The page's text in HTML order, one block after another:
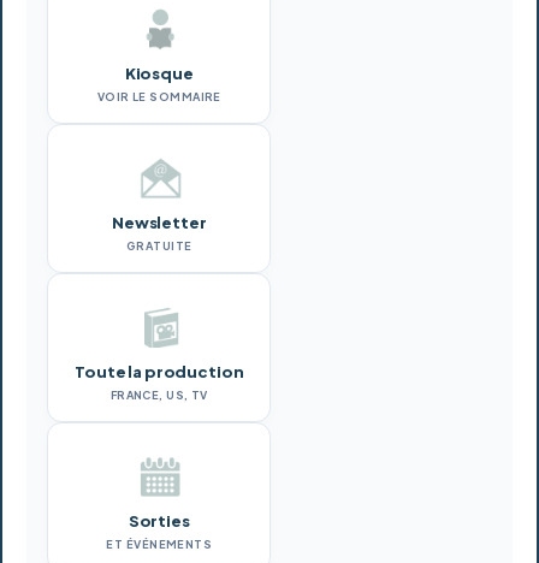
Kiosque
VOIR LE SOMMAIRE
Newsletter
GRATUITE
Toute la production
FRANCE, US, TV
Sorties
ET ÉVÉNEMENTS